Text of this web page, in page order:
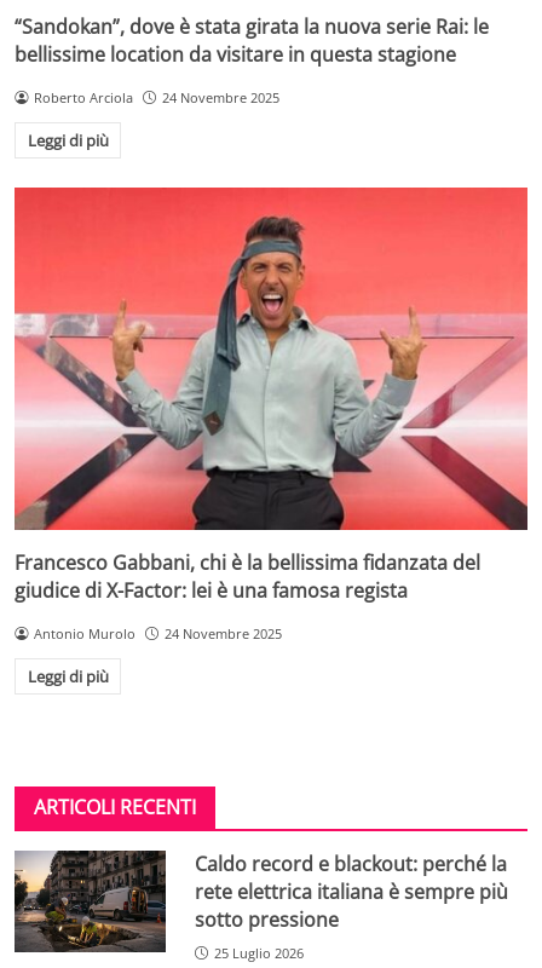
“Sandokan”, dove è stata girata la nuova serie Rai: le
bellissime location da visitare in questa stagione
Roberto Arciola 24 Novembre 2025
Leggi di più
Francesco Gabbani, chi è la bellissima fidanzata del
giudice di X-Factor: lei è una famosa regista
Antonio Murolo 24 Novembre 2025
Leggi di più
ARTICOLI RECENTI
Caldo record e blackout: perché la
rete elettrica italiana è sempre più
sotto pressione
25 Luglio 2026